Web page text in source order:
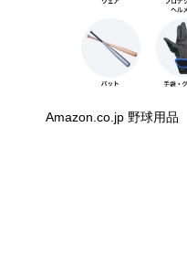
Amazon.co.jp 野球用品